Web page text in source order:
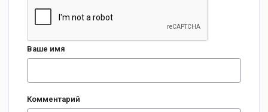
Ваше имя
Комментарий